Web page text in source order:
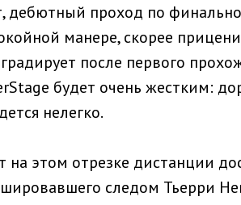
дебютный проход по
манере, скорее
после первого
будет очень жестким:
нелегко.
на этом отрезке дистанции
следом Тьерри